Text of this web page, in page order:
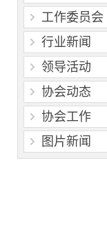
工作委员会
行业新闻
领导活动
协会动态
协会工作
图片新闻